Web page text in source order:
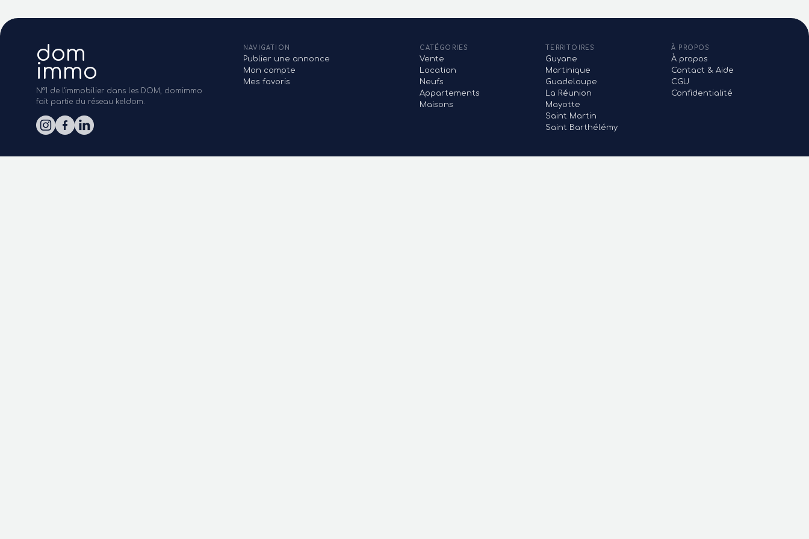
dom
immo
N°1 de l'immobilier dans les DOM, domimmo
fait partie du réseau keldom.
NAVIGATION
Publier une annonce
Mon compte
Mes favoris
CATÉGORIES
Vente
Location
Neufs
Appartements
Maisons
TERRITOIRES
Guyane
Martinique
Guadeloupe
La Réunion
Mayotte
Saint Martin
Saint Barthélémy
À PROPOS
À propos
Contact & Aide
CGU
Confidentialité